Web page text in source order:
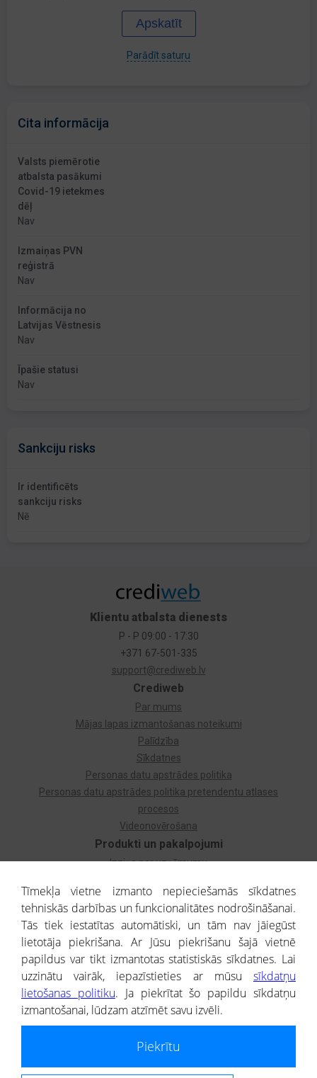
Apskatīt
Parādīt saturu
Cita informācija
Valsts piemērotie
atbalsta pasākumi
Covid-19 ietekmes
dēļ
Nav
Izmaiņas PVN
reģistrā
Nav
Informācija no
Latvijas Vēstnesis
Nav
Īpašie statusi
Nav
Sankciju risks
Ir identificēts
sankciju risks
Nē
Produkti un pakalpojumi
Izziņa par uzņēmumu
Dzimtas koks
Uzņēmumu atlase
Monitorings
Kredītizziņa par ārvalstu uzņēmumiem
Crediweb
Par mums
Mājas lapas izmantošanas noteikumi
Palīdzība
Sīkdatnes
Personas datu apstrādes politika
Personas datu apstrādes politika pretendentu atlases
procesos
Videonovērošana
Klientu atbalsta dienests
P - P 09:00 - 17:30
+371 67-501-335
support@crediweb.lv
® CREDITREFORM Latvija
SIA
Portāla ietvaros saņemtajai informācijai ir uzziņas raksturs, un tai nav
Tīmekļa vietne izmanto nepieciešamās sīkdatnes
tehniskās darbības un funkcionalitātes nodrošināšanai.
Tās tiek iestatītas automātiski, un tām nav jāiegūst
lietotāja piekrišana. Ar Jūsu piekrišanu šajā vietnē
papildus var tikt izmantotas statistiskās sīkdatnes. Lai
uzzinātu vairāk, iepazīstieties ar mūsu sīkdatņu
lietošanas politiku. Ja piekrītat šo papildu sīkdatņu
izmantošanai, lūdzam atzīmēt savu izvēli.
Piekrītu